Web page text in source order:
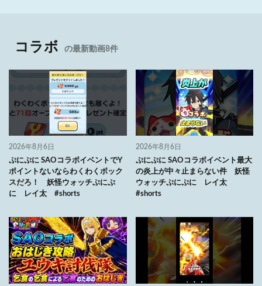
コラボ の最新動画8件
2026年8月6日
ぷにぷに SAOコラボイベントでY
ポイントないならわくわくボック
スだろ！ 妖怪ウォッチぷにぷ
に レイ太 #shorts
2026年8月6日
ぷにぷに SAOコラボイベント最大
の炎上が中々止まらない件 妖怪
ウォッチぷにぷに レイ太
#shorts